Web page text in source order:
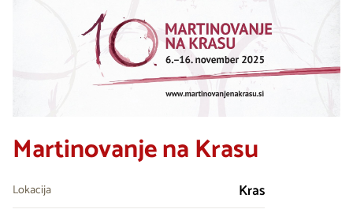
Martinovanje na Krasu
Lokacija Kras